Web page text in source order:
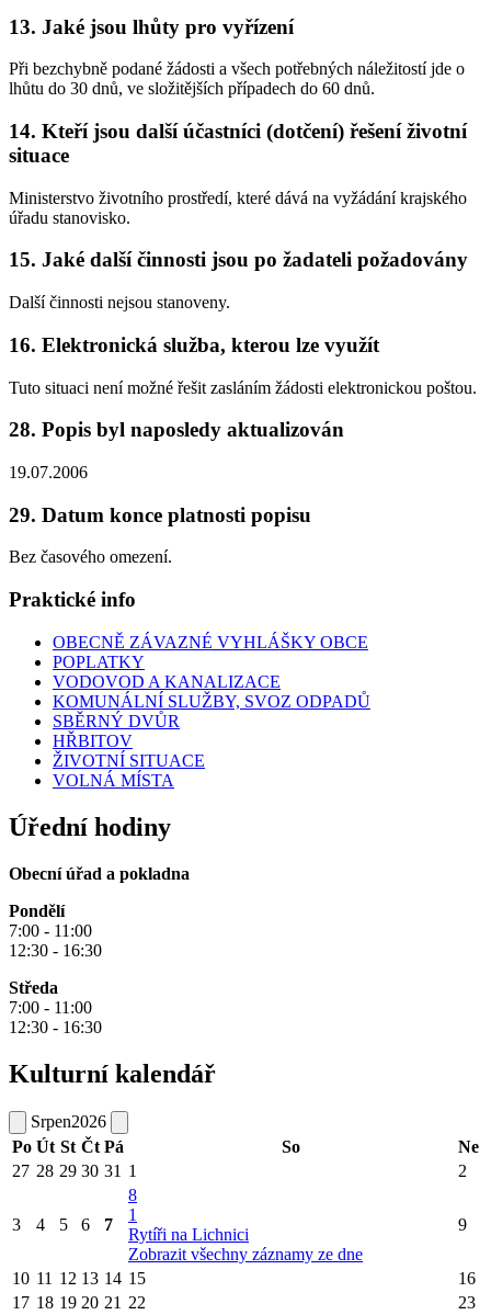
13. Jaké jsou lhůty pro vyřízení
Při bezchybně podané žádosti a všech potřebných náležitostí jde o
lhůtu do 30 dnů, ve složitějších případech do 60 dnů.
14. Kteří jsou další účastníci (dotčení) řešení životní
situace
Ministerstvo životního prostředí, které dává na vyžádání krajského
úřadu stanovisko.
15. Jaké další činnosti jsou po žadateli požadovány
Další činnosti nejsou stanoveny.
16. Elektronická služba, kterou lze využít
Tuto situaci není možné řešit zasláním žádosti elektronickou poštou.
28. Popis byl naposledy aktualizován
19.07.2006
29. Datum konce platnosti popisu
Bez časového omezení.
Praktické info
OBECNĚ ZÁVAZNÉ VYHLÁŠKY OBCE
POPLATKY
VODOVOD A KANALIZACE
KOMUNÁLNÍ SLUŽBY, SVOZ ODPADŮ
SBĚRNÝ DVŮR
HŘBITOV
ŽIVOTNÍ SITUACE
VOLNÁ MÍSTA
Úřední hodiny
Obecní úřad a pokladna
Pondělí
7:00 - 11:00
12:30 - 16:30
Středa
7:00 - 11:00
12:30 - 16:30
Kulturní kalendář
Srpen2026
Po Út St Čt Pá So
Ne
27 28 29 30 31 1 2
3 4 5 6 7
8
1
Rytíři na Lichnici
Zobrazit všechny záznamy ze dne
9
10 11 12 13 14 15
16
17 18 19 20 21 22 23